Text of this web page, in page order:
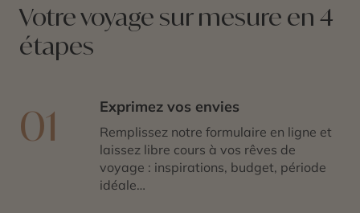
Votre voyage sur mesure en 4
étapes
01 Exprimez vos envies
Remplissez notre formulaire en ligne et
laissez libre cours à vos rêves de
voyage : inspirations, budget, période
idéale…